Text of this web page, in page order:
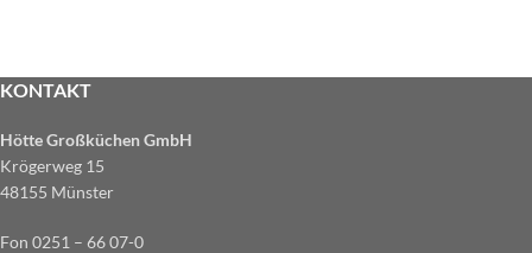
KONTAKT
Hötte Großküchen GmbH
Krögerweg 15
48155 Münster
Fon 0251 – 66 07-0